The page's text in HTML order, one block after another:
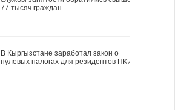
77 тысяч граждан
В Кыргызстане заработал закон о
нулевых налогах для резидентов ПКИ